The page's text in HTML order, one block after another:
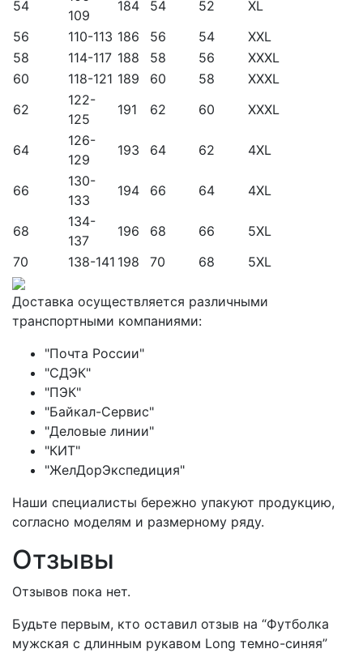
54
109
184 54 52
XL
56
110-113 186 56 54
XXL
58
114-117 188 58 56
XXXL
60
118-121 189 60 58
XXXL
62
122-
125
191 62 60 XXXL
64
126-
129
193 64 62 4XL
66
130-
133
194 66 64 4XL
68
134-
137
196 68 66
5XL
70
138-141 198 70 68 5XL
Доставка осуществляется различными
транспортными компаниями:
"Почта России"
"СДЭК"
"ПЭК"
"Байкал-Сервис"
"Деловые линии"
"КИТ"
"ЖелДорЭкспедиция"
Наши специалисты бережно упакуют продукцию,
согласно моделям и размерному ряду.
Отзывы
Отзывов пока нет.
Будьте первым, кто оставил отзыв на “Футболка
мужская с длинным рукавом Long темно-синяя”